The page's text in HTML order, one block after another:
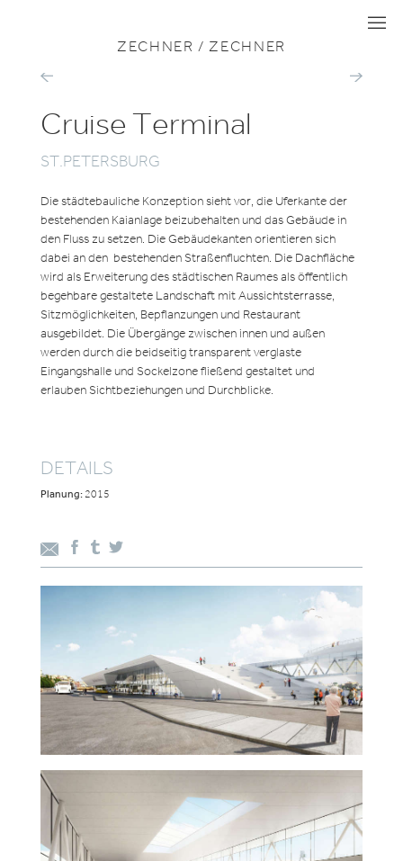
I
I
I
ZECHNER / ZECHNER
BAHNHOF
Cruise Terminal
ST.PETERSBURG
Die städtebauliche Konzeption sieht vor, die Uferkante der
bestehenden Kaianlage beizubehalten und das Gebäude in
den Fluss zu setzen. Die Gebäudekanten orientieren sich
dabei an den bestehenden Straßenfluchten. Die Dachfläche
wird als Erweiterung des städtischen Raumes als öffentlich
begehbare gestaltete Landschaft mit Aussichtsterrasse,
Sitzmöglichkeiten, Bepflanzungen und Restaurant
ausgebildet. Die Übergänge zwischen innen und außen
werden durch die beidseitig transparent verglaste
Eingangshalle und Sockelzone fließend gestaltet und
erlauben Sichtbeziehungen und Durchblicke.
DETAILS
Planung:2015